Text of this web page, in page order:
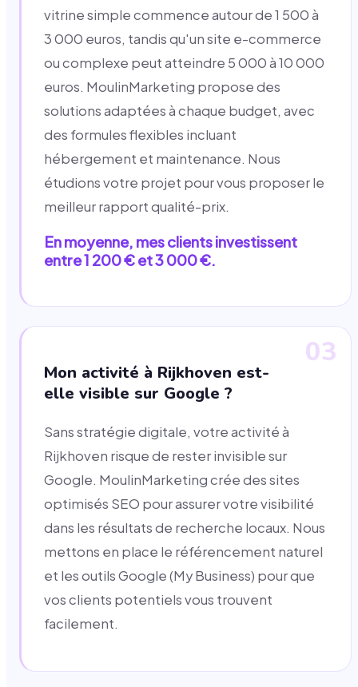
vitrine simple commence autour de 1 500 à
3 000 euros, tandis qu'un site e-commerce
ou complexe peut atteindre 5 000 à 10 000
euros. MoulinMarketing propose des
solutions adaptées à chaque budget, avec
des formules flexibles incluant
hébergement et maintenance. Nous
étudions votre projet pour vous proposer le
meilleur rapport qualité-prix.
En moyenne, mes clients investissent
entre 1 200 € et 3 000 €.
03
Mon activité à Rijkhoven est-
elle visible sur Google ?
Sans stratégie digitale, votre activité à
Rijkhoven risque de rester invisible sur
Google. MoulinMarketing crée des sites
optimisés SEO pour assurer votre visibilité
dans les résultats de recherche locaux. Nous
mettons en place le référencement naturel
et les outils Google (My Business) pour que
vos clients potentiels vous trouvent
facilement.